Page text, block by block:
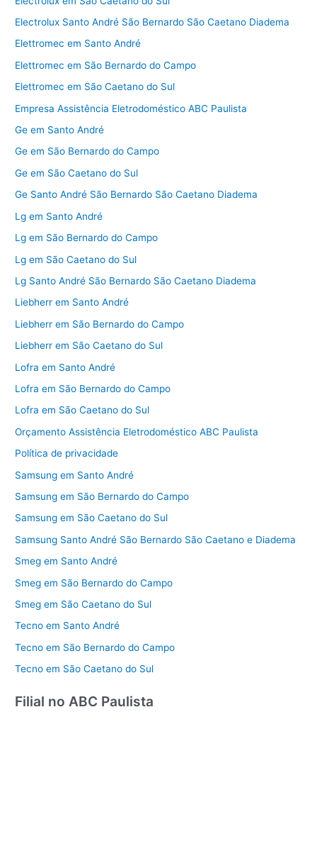
Electrolux Santo André São Bernardo São Caetano Diadema
Elettromec em Santo André
Elettromec em São Bernardo do Campo
Elettromec em São Caetano do Sul
Empresa Assistência Eletrodoméstico ABC Paulista
Ge em Santo André
Ge em São Bernardo do Campo
Ge em São Caetano do Sul
Ge Santo André São Bernardo São Caetano Diadema
Lg em Santo André
Lg em São Bernardo do Campo
Lg em São Caetano do Sul
Lg Santo André São Bernardo São Caetano Diadema
Liebherr em Santo André
Liebherr em São Bernardo do Campo
Liebherr em São Caetano do Sul
Lofra em Santo André
Lofra em São Bernardo do Campo
Lofra em São Caetano do Sul
Orçamento Assistência Eletrodoméstico ABC Paulista
Política de privacidade
Samsung em Santo André
Samsung em São Bernardo do Campo
Samsung em São Caetano do Sul
Samsung Santo André São Bernardo São Caetano e Diadema
Smeg em Santo André
Smeg em São Bernardo do Campo
Smeg em São Caetano do Sul
Tecno em Santo André
Tecno em São Bernardo do Campo
Tecno em São Caetano do Sul
Filial no ABC Paulista